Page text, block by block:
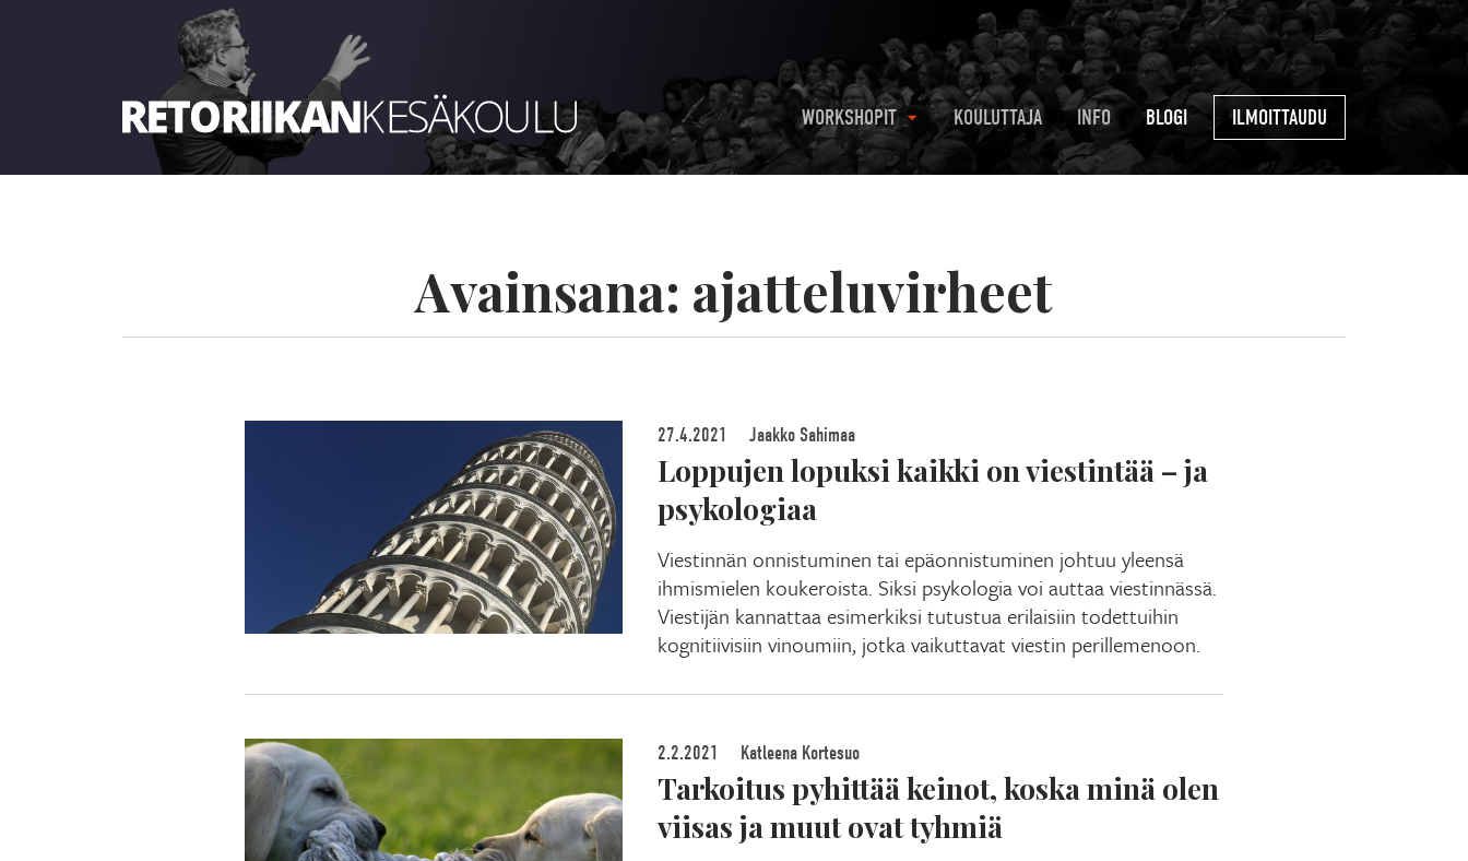
WORKSHOPIT KOULUTTAJA INFO BLOGI ILMOITTAUDU
Avainsana: ajatteluvirheet
27.4.2021 Jaakko Sahimaa
Loppujen lopuksi kaikki on viestintää – ja
psykologiaa
Viestinnän onnistuminen tai epäonnistuminen johtuu yleensä
ihmismielen koukeroista. Siksi psykologia voi auttaa viestinnässä.
Viestijän kannattaa esimerkiksi tutustua erilaisiin todettuihin
kognitiivisiin vinoumiin, jotka vaikuttavat viestin perillemenoon.
2.2.2021 Katleena Kortesuo
Tarkoitus pyhittää keinot, koska minä olen
viisas ja muut ovat tyhmiä